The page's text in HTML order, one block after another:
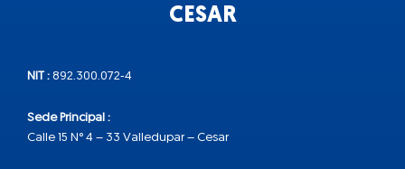
CESAR
NIT : 892.300.072-4
Sede Principal :
Calle 15 N° 4 – 33 Valledupar – Cesar